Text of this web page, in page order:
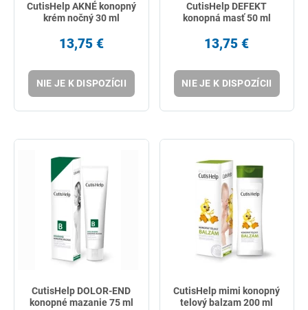
CutisHelp AKNÉ konopný
krém nočný 30 ml
13,75 €
NIE JE K DISPOZÍCII
CutisHelp DEFEKT
konopná masť 50 ml
13,75 €
NIE JE K DISPOZÍCII
CutisHelp DOLOR-END
konopné mazanie 75 ml
CutisHelp mimi konopný
telový balzam 200 ml